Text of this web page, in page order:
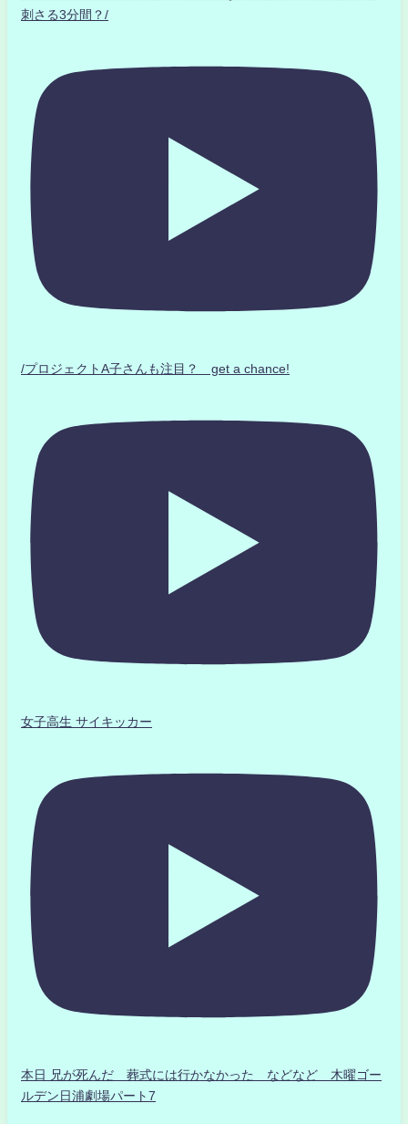
刺さる3分間？/
/プロジェクトA子さんも注目？ get a chance!
女子高生 サイキッカー
本日 兄が死んだ 葬式には行かなかった などなど 木曜ゴー
ルデン日浦劇場パート7